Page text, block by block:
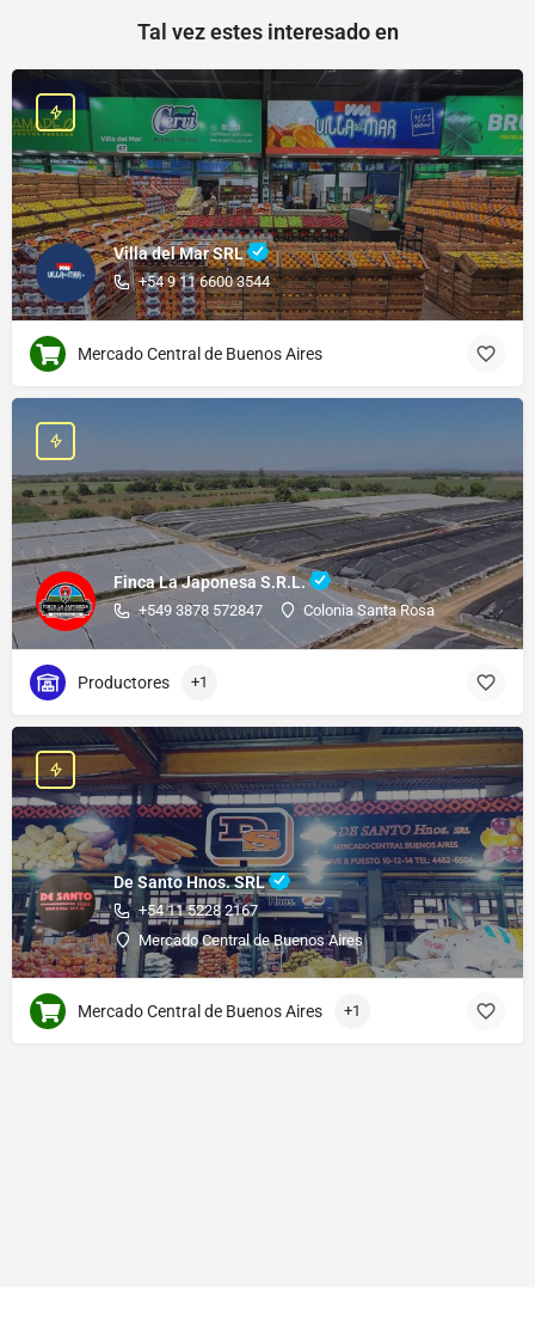
Tal vez estes interesado en
Villa del Mar SRL
+54 9 11 6600 3544
Mercado Central de Buenos Aires
Finca La Japonesa S.R.L.
+549 3878 572847 Colonia Santa Rosa
Productores +1
De Santo Hnos. SRL
+54 11 5228 2167
Mercado Central de Buenos Aires
Mercado Central de Buenos Aires +1